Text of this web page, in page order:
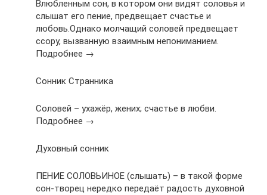
Влюбленным сон, в котором они видят соловья и
слышат его пение, предвещает счастье и
любовь.Однако молчащий соловей предвещает
ссору, вызванную взаимным непониманием.
Подробнее →
Сонник Странника
Соловей – ухажёр, жених; счастье в любви.
Подробнее →
Духовный сонник
ПЕНИЕ СОЛОВЬИНОЕ (слышать) – в такой форме
сон-творец нередко передаёт радость духовной